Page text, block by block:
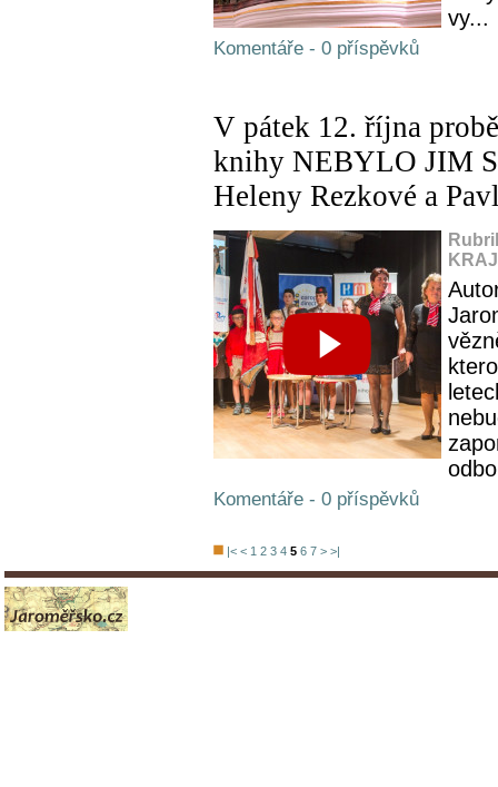
vy...
Komentáře - 0 příspěvků
V pátek 12. října
knihy NEBYLO JIM
Heleny Rezkové a
Komentáře - 0 příspěvků
|< < 1 2 3 4 5 6 7 > >|